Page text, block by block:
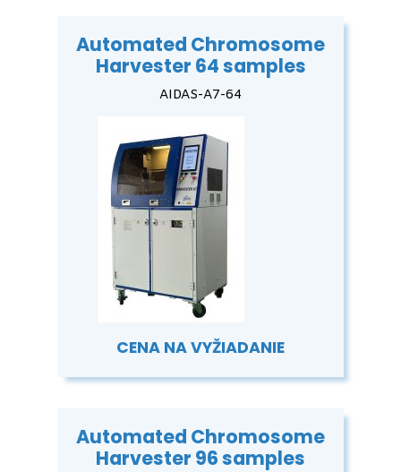
Automated Chromosome
Harvester 64 samples
AIDAS-A7-64
CENA NA VYŽIADANIE
Automated Chromosome
Harvester 96 samples